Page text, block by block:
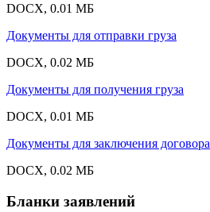
DOCX, 0.01 МБ
Документы для отправки груза
DOCX, 0.02 МБ
Документы для получения груза
DOCX, 0.01 МБ
Документы для заключения договора
DOCX, 0.02 МБ
Бланки заявлений